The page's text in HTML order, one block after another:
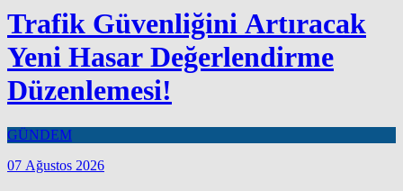
Trafik Güvenliğini Artıracak
Yeni Hasar Değerlendirme
Düzenlemesi!
GÜNDEM
07 Ağustos 2026